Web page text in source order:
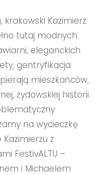
krakowski Kazimierz
tutaj modnych
eleganckich
gentryfikacja
mieszkańców,
żydowskiej historii
na wycieczkę
z
FestivALTU –
i Michaelem